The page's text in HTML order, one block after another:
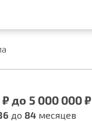
до 5 000 000 ₽
до 84месяцев